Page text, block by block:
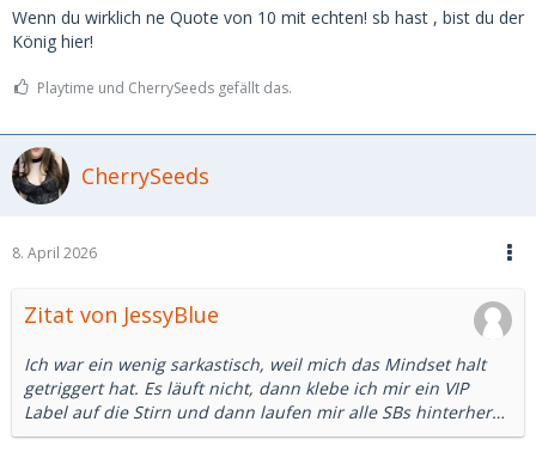
habe einige interessante Damen in den letzten 3-4 Monaten
kennengelernt. Hätte auch mehr sein können. Ob die
Statistik, das du so schön in einem anderen Post
Wahrscheinlichkeit, dass es zu einem Date kommt. Bei mir
sind es ca. 8-10%.
Ich war ein wenig sarkastisch, weil mich das Mindset halt
Label auf die Stirn und dann laufen mir alle SBs hinterher…
Wenn du wirklich ne Quote von 10 mit echten! sb hast , bist du der
König hier!
Playtime und CherrySeeds gefällt das.
CherrySeeds
8. April 2026
Zitat von JessyBlue
Ich war ein wenig sarkastisch, weil mich das Mindset halt
getriggert hat. Es läuft nicht, dann klebe ich mir ein VIP
Label auf die Stirn und dann laufen mir alle SBs hinterher…